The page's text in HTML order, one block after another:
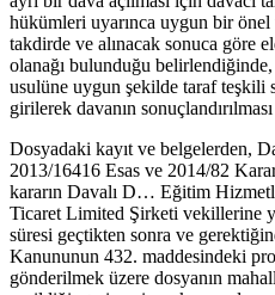
hükümleri uyarınca uygun bir önel
takdirde ve alınacak sonuca göre
olanağı bulunduğu
usulüne uygun şekilde taraf teşkili
girilerek davanın
Dosyadaki kayıt ve belgelerden,
2013/16416 Esas ve 2014/82
kararın Davalı D… Eğitim
Ticaret Limited Şirketi vekillerine
süresi geçtikten sonra ve
Kanununun 432. maddesindeki
gönderilmek üzere dosyanın